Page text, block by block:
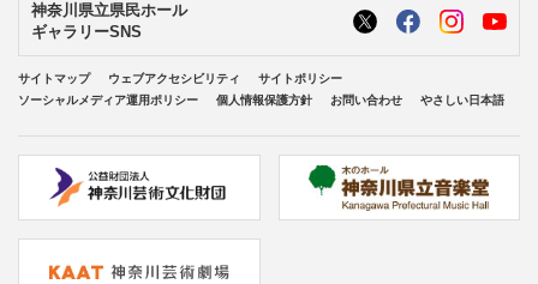
神奈川県立県民ホール
ギャラリーSNS
サイトマップ ウェブアクセシビリティ
サイトポリシー
ソーシャルメディア運用ポリシー
個人情報保護方針 お問い合わせ やさしい日本語